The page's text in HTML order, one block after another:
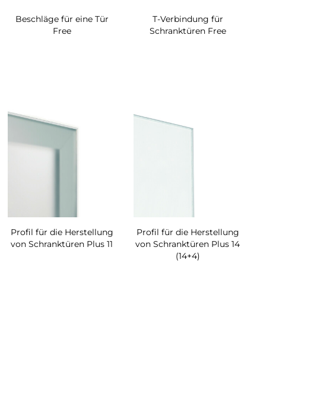
Beschläge für eine Tür
Free
T-Verbindung für
Schranktüren Free
Profil für die Herstellung
von Schranktüren Plus 11
Profil für die Herstellung
von Schranktüren Plus 14
(14+4)